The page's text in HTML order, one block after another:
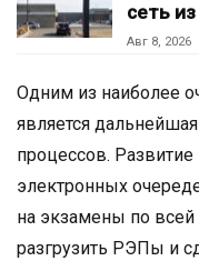
сеть
Авг 8, 2026
Одним из наиболее
является
процессов. Развитие
электронных
на экзамены по всей
разгрузить РЭПы и